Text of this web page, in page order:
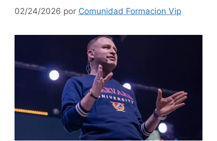
02/24/2026 por Comunidad Formacion Vip